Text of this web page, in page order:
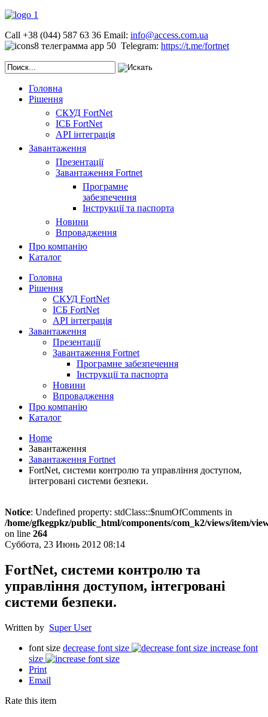
Call +38 (044) 587 63 36 Email: info@access.com.ua
Telegram: https://t.me/fortnet
Головна
Рішення
СКУД FortNet
ІСБ FortNet
API інтеграція
Завантаження
Презентації
Завантаження Fortnet
Програмне
забезпечення
Інструкції та паспорта
Новини
Впровадження
Про компанію
Каталог
Головна
Рішення
СКУД FortNet
ІСБ FortNet
API інтеграція
Завантаження
Презентації
Завантаження Fortnet
Програмне забезпечення
Інструкції та паспорта
Новини
Впровадження
Про компанію
Каталог
Home
Завантаження
Завантаження Fortnet
FortNet, системи контролю та управління доступом,
інтегровані системи безпеки.
Notice: Undefined property: stdClass::$numOfComments in
/home/gfkegpkz/public_html/components/com_k2/views/item/
on line 264
Суббота, 23 Июнь 2012 08:14
FortNet, системи контролю та
управління доступом, інтегровані
системи безпеки.
Written by Super User
font size decrease font size
increase font
size
Print
Email
Rate this item